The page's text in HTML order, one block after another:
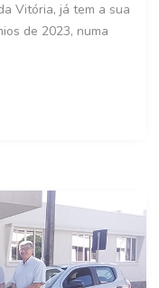
Vitória, já tem a sua
de 2023, numa